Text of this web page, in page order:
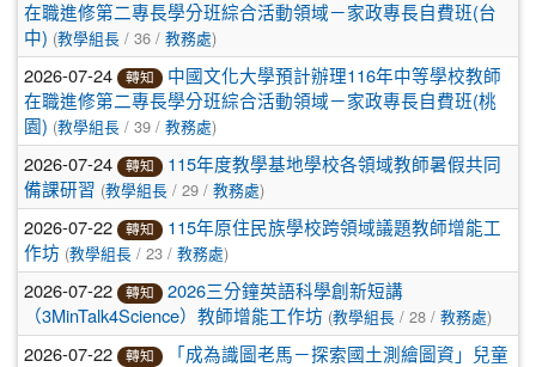
在職進修第二專長學分班綜合活動領域－家政專長自費班(台
中) (教學組長 / 36 / 教務處)
2026-07-24 轉知
中國文化大學預計辦理116年中等學校教師
在職進修第二專長學分班綜合活動領域－家政專長自費班(桃
園) (教學組長 / 39 / 教務處)
2026-07-24 轉知
115年度教學基地學校各領域教師暑假共同
備課研習 (教學組長 / 29 / 教務處)
2026-07-22 轉知
115年原住民族學校跨領域議題教師增能工
作坊 (教學組長 / 23 / 教務處)
2026-07-22 轉知
2026三分鐘英語科學創新短講
（3MinTalk4Science）教師增能工作坊 (教學組長 / 28 / 教務處)
2026-07-22 轉知
「成為識圖老馬－探索國土測繪圖資」兒童